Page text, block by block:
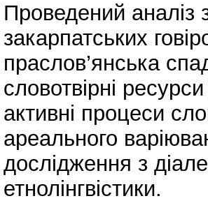
Проведений аналіз
закарпатських
праслов’янська
словотвірні
активні процеси
ареального
дослідження з
етнолінгвістики.